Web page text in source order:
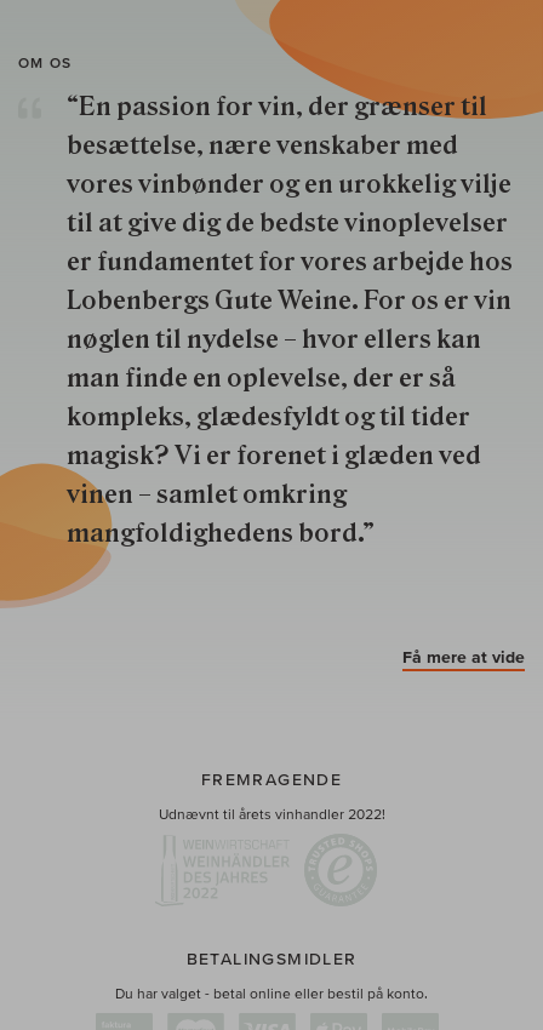
OM OS
“En passion for vin, der grænser til
besættelse, nære venskaber med
vores vinbønder og en urokkelig vilje
til at give dig de bedste vinoplevelser
er fundamentet for vores arbejde hos
Lobenbergs Gute Weine. For os er vin
nøglen til nydelse – hvor ellers kan
man finde en oplevelse, der er så
kompleks, glædesfyldt og til tider
magisk? Vi er forenet i glæden ved
vinen – samlet omkring
mangfoldighedens bord.”
Få mere at vide
FREMRAGENDE
Udnævnt til årets vinhandler 2022!
BETALINGSMIDLER
Du har valget - betal online eller bestil på konto.